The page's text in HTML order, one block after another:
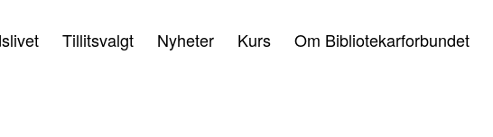
Tillitsvalgt Nyheter Kurs Om Bibliotekarforbundet